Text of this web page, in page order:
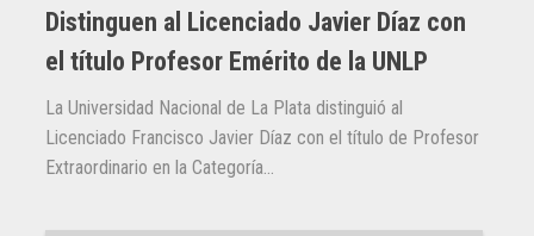
Distinguen al Licenciado Javier Díaz con
el título Profesor Emérito de la UNLP
La Universidad Nacional de La Plata distinguió al
Licenciado Francisco Javier Díaz con el título de Profesor
Extraordinario en la Categoría...